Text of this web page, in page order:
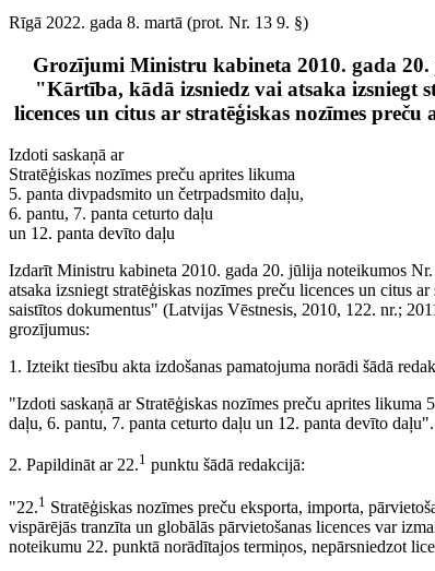
Rīgā 2022. gada 8. martā (prot. Nr. 13 9. §)
Grozījumi Ministru kabineta 2010. gada
"Kārtība, kādā izsniedz vai atsaka izsniegt
licences un citus ar stratēģiskas nozīmes
Izdoti saskaņā ar
Stratēģiskas nozīmes preču aprites likuma
5. panta divpadsmito un četrpadsmito daļu,
6. pantu, 7. panta ceturto daļu
un 12. panta devīto daļu
Izdarīt Ministru kabineta 2010. gada 20. jūlija noteikumos
atsaka izsniegt stratēģiskas nozīmes preču licences un citus
saistītos dokumentus" (Latvijas Vēstnesis, 2010, 122. nr.;
grozījumus:
1. Izteikt tiesību akta izdošanas pamatojuma norādi šādā
"Izdoti saskaņā ar Stratēģiskas nozīmes preču aprites likuma
daļu, 6. pantu, 7. panta ceturto daļu un 12. panta devīto daļu".
2. Papildināt ar 22.1 punktu šādā redakcijā:
"22.1 Stratēģiskas nozīmes preču eksporta, importa,
vispārējās tranzīta un globālās pārvietošanas licences var
noteikumu 22. punktā norādītajos termiņos, nepārsniedzot